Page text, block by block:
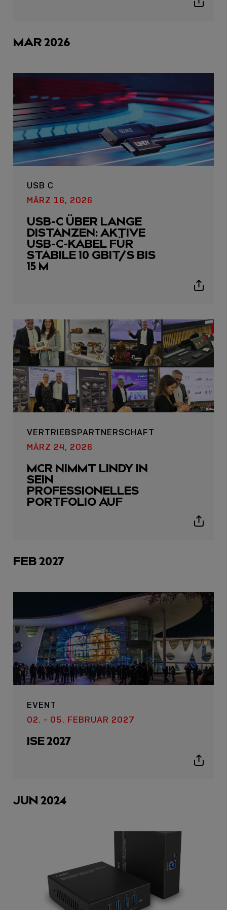
Show
MAR 2026
USB C
MÄRZ 16, 2026
USB-C ÜBER LANGE
DISTANZEN: AKTIVE
USB-C-KABEL FÜR
STABILE 10 GBIT/S BIS
15 M
Show
VERTRIEBSPARTNERSCHAFT
MÄRZ 24, 2026
MCR NIMMT LINDY IN
SEIN
PROFESSIONELLES
PORTFOLIO AUF
Show
FEB 2027
EVENT
02. - 05. FEBRUAR 2027
ISE 2027
Show
JUN 2024